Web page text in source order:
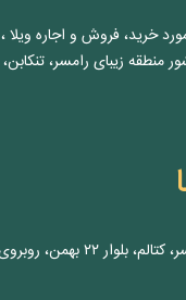
خرید، فروش و اجاره ویلا
زیبای رامسر، تنکابن،
۲۲ بهمن، روبروی کوچه ۶ شرقی